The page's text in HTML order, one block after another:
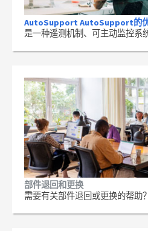
AutoSupport AutoSupport的
是一种遥测机制、可主动监控系
部件退回和更换
需要有关部件退回或更换的帮助